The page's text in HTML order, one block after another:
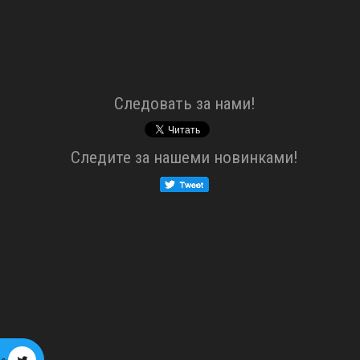
Cледовать за нами!
Cледите за нашеми новинками!